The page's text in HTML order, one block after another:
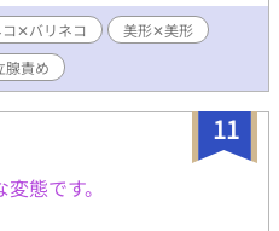
✕バリネコ
美形✕美形
腺責め
11
態です。